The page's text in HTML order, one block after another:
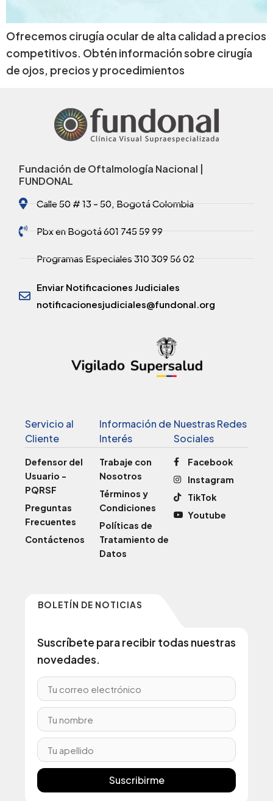
Ofrecemos cirugía ocular de alta calidad a precios
competitivos. Obtén información sobre cirugía
de ojos, precios y procedimientos
Fundación de Oftalmología Nacional |
FUNDONAL
Calle 50 # 13 - 50, Bogotá Colombia
Pbx en Bogotá 601 745 59 99
Programas Especiales 310 309 56 02
Enviar Notificaciones Judiciales
notificacionesjudiciales@fundonal.org
Servicio al
Cliente
Defensor del
Usuario -
PQRSF
Preguntas
Frecuentes
Contáctenos
Información de
Interés
Trabaje con
Nosotros
Términos y
Condiciones
Políticas de
Tratamiento de
Datos
Nuestras Redes
Sociales
Facebook
Instagram
TikTok
Youtube
BOLETÍN DE NOTICIAS
Suscríbete para recibir todas nuestras
novedades.
Suscribirme